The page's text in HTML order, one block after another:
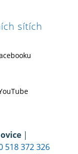
sítích
|
518 372 326